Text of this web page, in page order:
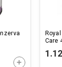
DODAJTE U
Care